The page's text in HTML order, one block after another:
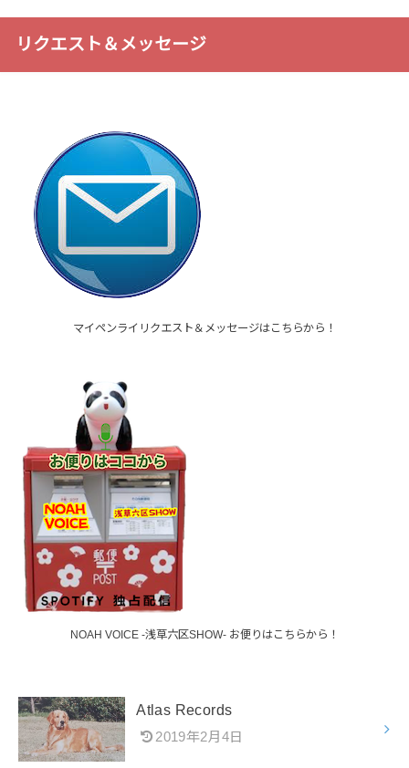
リクエスト＆メッセージ
マイペンライリクエスト＆メッセージはこちらから！
NOAH VOICE -浅草六区SHOW- お便りはこちらから！
Atlas Records
2019年2月4日